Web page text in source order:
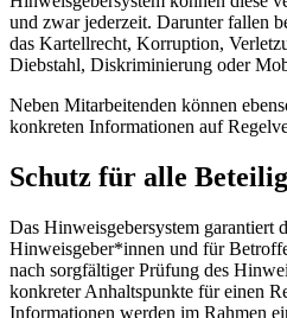
und zwar jederzeit. Darunter fallen
das Kartellrecht, Korruption,
Diebstahl, Diskriminierung oder
Neben Mitarbeitenden können
konkreten Informationen auf
Schutz für alle
Das Hinweisgebersystem garantiert
Hinweisgeber*innen und für
nach sorgfältiger Prüfung des
konkreter Anhaltspunkte für einen
Informationen werden im Rahmen